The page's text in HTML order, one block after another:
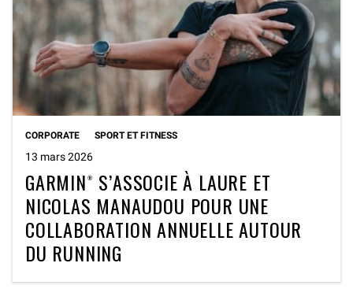
CORPORATE SPORT ET FITNESS
13 mars 2026
GARMIN® S’ASSOCIE À LAURE ET
NICOLAS MANAUDOU POUR UNE
COLLABORATION ANNUELLE AUTOUR
DU RUNNING